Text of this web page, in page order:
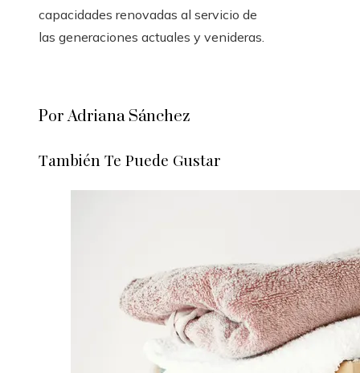
capacidades renovadas al servicio de
las generaciones actuales y venideras.
Por Adriana Sánchez
También Te Puede Gustar